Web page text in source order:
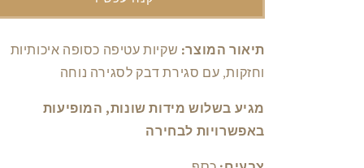
פס
פס
תיאור המוצר: שקיות עטיפה כסופה איכותיות
וחזקות, עם סגירת דבק לסגירה נוחה
מגיע בשלוש מידות שונות, המופיעות
באפשרויות לבחירה